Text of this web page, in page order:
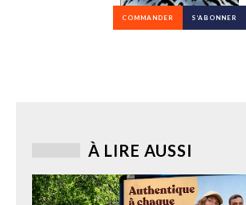
COMMANDER S’ABONNER
À LIRE AUSSI